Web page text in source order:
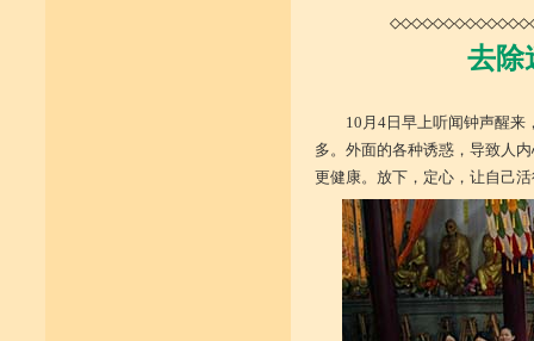
去除
10月4日早上听闻钟声醒来
多。外面的各种诱惑，导致人
更健康。放下，定心，让自己